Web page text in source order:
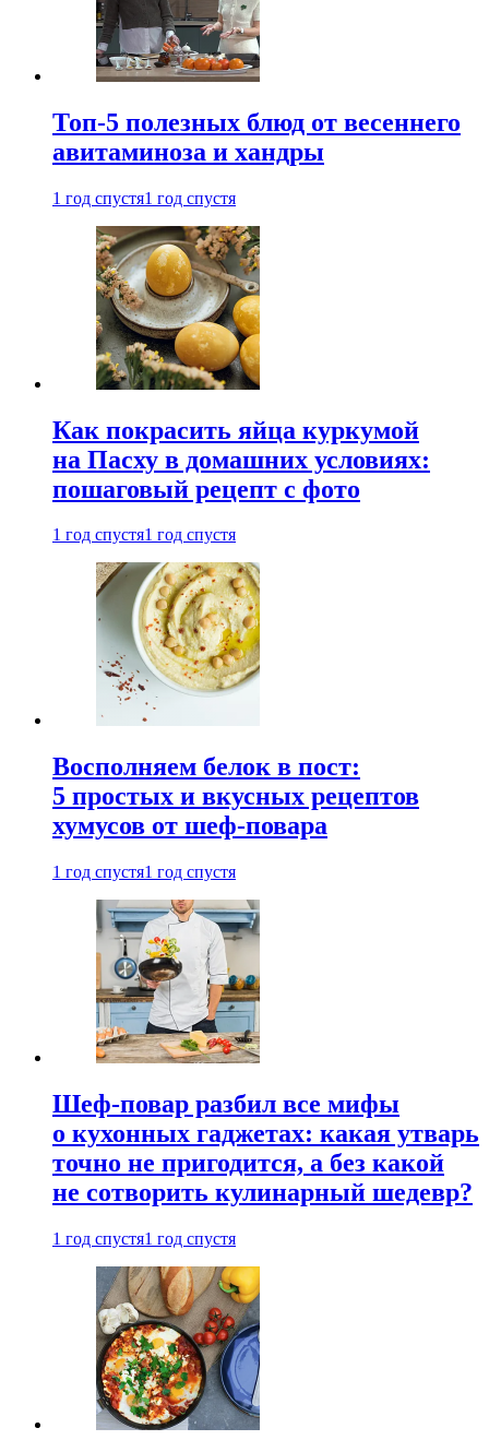
Топ-5 полезных блюд от весеннего
авитаминоза и хандры
1 год спустя1 год спустя
Как покрасить яйца куркумой
на Пасху в домашних условиях:
пошаговый рецепт с фото
1 год спустя1 год спустя
Восполняем белок в пост:
5 простых и вкусных рецептов
хумусов от шеф-повара
1 год спустя1 год спустя
Шеф-повар разбил все мифы
о кухонных гаджетах: какая утварь
точно не пригодится, а без какой
не сотворить кулинарный шедевр?
1 год спустя1 год спустя